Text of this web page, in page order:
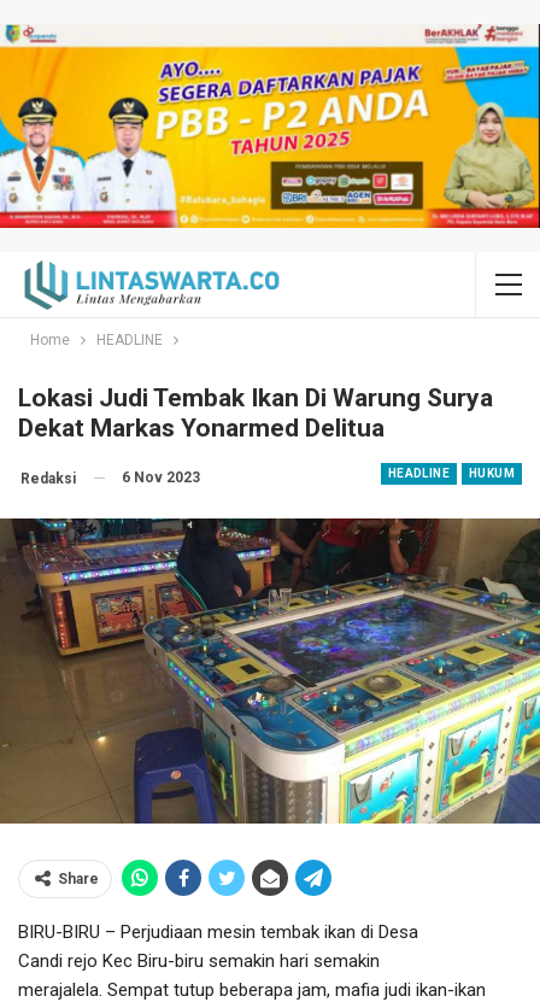
Home HEADLINE
Lokasi Judi Tembak Ikan Di Warung Surya
Dekat Markas Yonarmed Delitua
HEADLINE HUKUM
Redaksi 6 Nov 2023
Share
BIRU-BIRU – Perjudiaan mesin tembak ikan di Desa
Candi rejo Kec Biru-biru semakin hari semakin
merajalela. Sempat tutup beberapa jam, mafia judi ikan-ikan